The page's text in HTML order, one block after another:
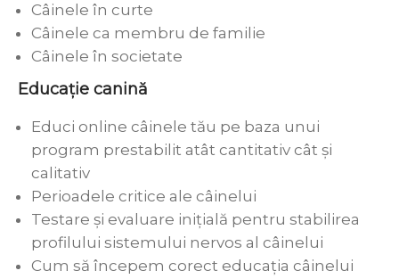
Câinele în curte
Câinele ca membru de familie
Câinele în societate
Educaţie canină
Educi online câinele tău pe baza unui
program prestabilit atât cantitativ cât şi
calitativ
Perioadele critice ale câinelui
Testare şi evaluare iniţială pentru stabilirea
profilului sistemului nervos al câinelui
Cum să începem corect educaţia câinelui